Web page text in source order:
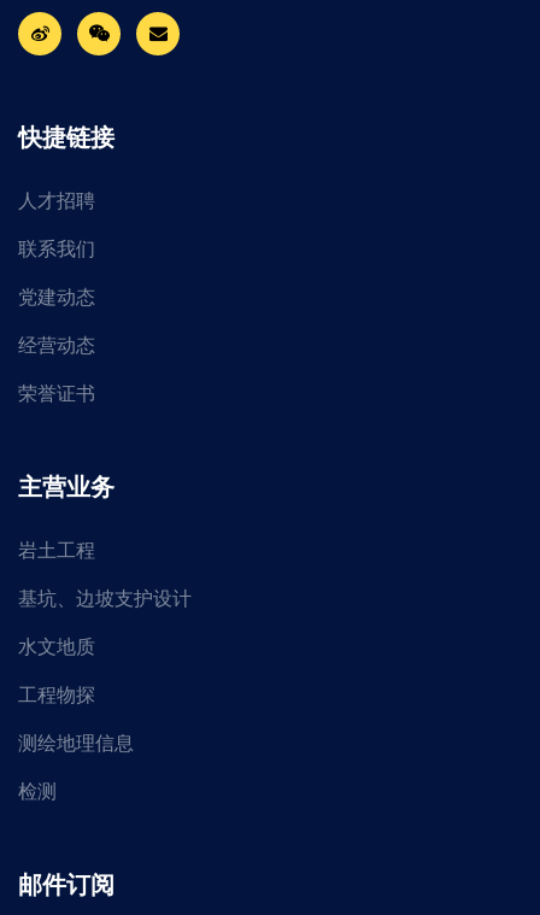
快捷链接
人才招聘
联系我们
党建动态
经营动态
荣誉证书
主营业务
岩土工程
基坑、边坡支护设计
水文地质
工程物探
测绘地理信息
检测
邮件订阅